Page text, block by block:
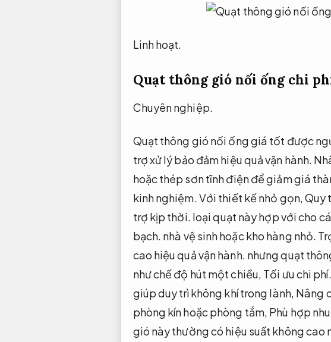
Linh hoạt.
Quạt thông gió nối ống chi
Chuyên nghiệp.
Quạt thông gió nối ống giá tốt được
trợ xử lý bảo đảm hiệu quả vận hành.
hoặc thép sơn tĩnh điện để giảm giá
kinh nghiệm.Với thiết kế nhỏ gọn,Quy
trợ kịp thời. loại quạt này hợp với cho
bạch. nhà vệ sinh hoặc kho hàng nhỏ.
cao hiệu quả vận hành. nhưng quạt
như chế độ hút một chiều, Tối ưu chi phí.
giúp duy trì không khí trong lành, Nâng
phòng kín hoặc phòng tắm, Phù hợp
gió này thường có hiệu suất không cao